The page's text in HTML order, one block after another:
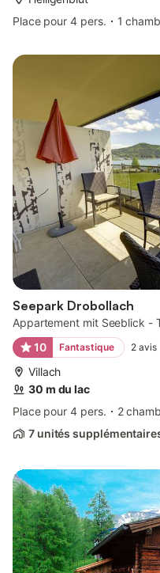
Place pour 4 pers.
1
Seepark Drobollach
Appartement mit Seeblick -
10
Fantastique 2 avis
Villach
30 m du lac
Place pour 4 pers.
2
7 unités